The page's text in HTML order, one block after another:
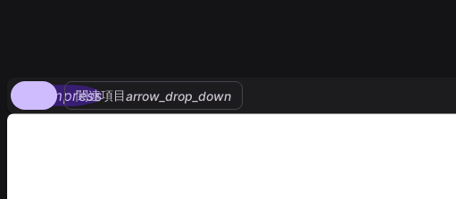
compress
関連項目arrow_drop_down